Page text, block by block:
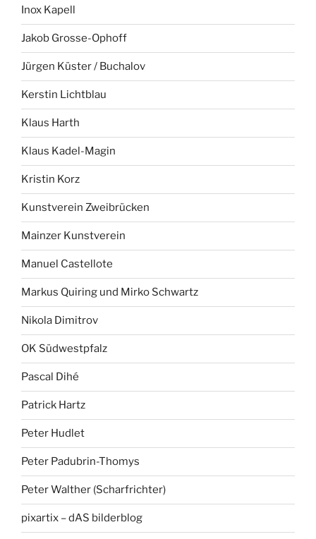
Inox Kapell
Jakob Grosse-Ophoff
Jürgen Küster / Buchalov
Kerstin Lichtblau
Klaus Harth
Klaus Kadel-Magin
Kristin Korz
Kunstverein Zweibrücken
Mainzer Kunstverein
Manuel Castellote
Markus Quiring und Mirko Schwartz
Nikola Dimitrov
OK Südwestpfalz
Pascal Dihé
Patrick Hartz
Peter Hudlet
Peter Padubrin-Thomys
Peter Walther (Scharfrichter)
pixartix – dAS bilderblog